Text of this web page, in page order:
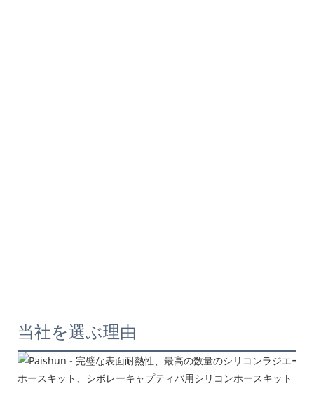
当社を選ぶ理由